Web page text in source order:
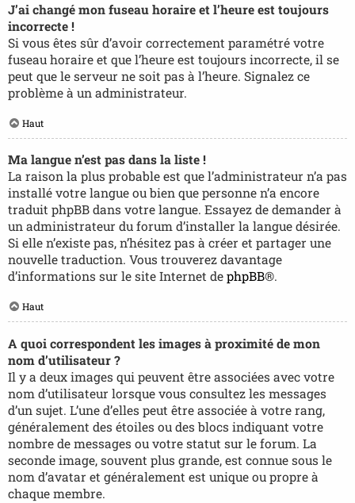
J’ai changé mon fuseau horaire et l’heure est toujours
incorrecte !
Si vous êtes sûr d’avoir correctement paramétré votre
fuseau horaire et que l’heure est toujours incorrecte, il se
peut que le serveur ne soit pas à l’heure. Signalez ce
problème à un administrateur.
Haut
Ma langue n’est pas dans la liste !
La raison la plus probable est que l’administrateur n’a pas
installé votre langue ou bien que personne n’a encore
traduit phpBB dans votre langue. Essayez de demander à
un administrateur du forum d’installer la langue désirée.
Si elle n’existe pas, n’hésitez pas à créer et partager une
nouvelle traduction. Vous trouverez davantage
d’informations sur le site Internet de phpBB®.
Haut
A quoi correspondent les images à proximité de mon
nom d’utilisateur ?
Il y a deux images qui peuvent être associées avec votre
nom d’utilisateur lorsque vous consultez les messages
d’un sujet. L’une d’elles peut être associée à votre rang,
généralement des étoiles ou des blocs indiquant votre
nombre de messages ou votre statut sur le forum. La
seconde image, souvent plus grande, est connue sous le
nom d’avatar et généralement est unique ou propre à
chaque membre.